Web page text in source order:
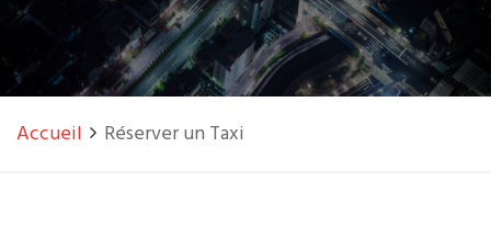
Accueil Réserver un Taxi